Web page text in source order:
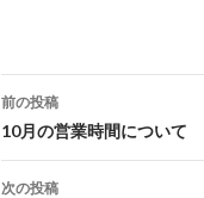
投
稿
ナ
前の投稿
10月の営業時間について
次の投稿